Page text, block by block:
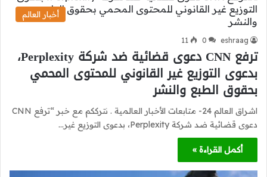
أخبار العالم
eshraag
0
11
ترفع CNN دعوى قضائية ضد شركة Perplexity،
بدعوى التوزيع غير القانوني للمحتوى المحمي
بحقوق الطبع والنشر
اشراق العالم 24- متابعات الأخبار العالمية . نترككم مع خبر “ترفع CNN
دعوى قضائية ضد شركة Perplexity، بدعوى التوزيع غير…
أكمل القراءة »